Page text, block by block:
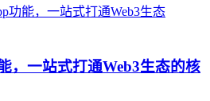
，一站式打通Web3生态的核